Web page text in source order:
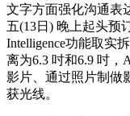
文字方面强化沟通表
五(13日) 晚上起头预
Intelligence功能取实
离为6.3 吋和6.9 吋，
影片、通过照片制做
获光线。